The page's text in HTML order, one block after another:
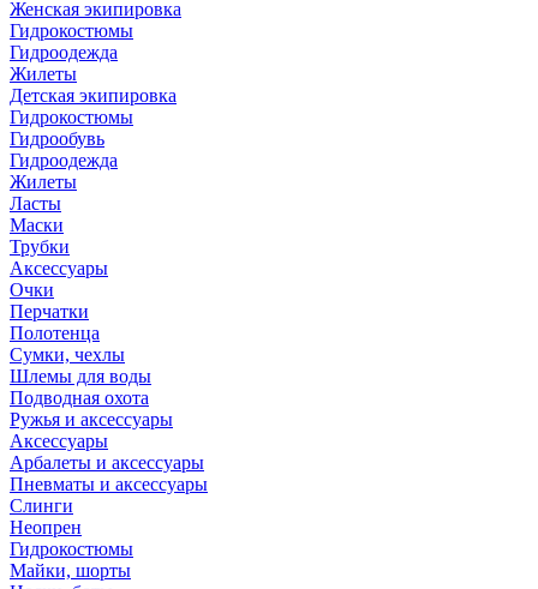
Женская экипировка
Гидрокостюмы
Гидроодежда
Жилеты
Детская экипировка
Гидрокостюмы
Гидрообувь
Гидроодежда
Жилеты
Ласты
Маски
Трубки
Аксессуары
Очки
Перчатки
Полотенца
Сумки, чехлы
Шлемы для воды
Подводная охота
Ружья и аксессуары
Аксессуары
Арбалеты и аксессуары
Пневматы и аксессуары
Слинги
Неопрен
Гидрокостюмы
Майки, шорты